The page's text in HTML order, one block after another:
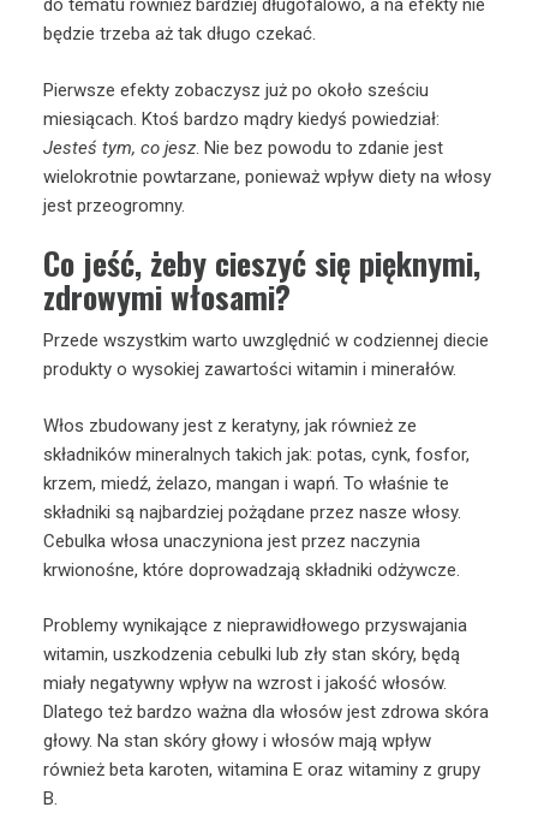
do tematu również bardziej długofalowo, a na efekty nie
będzie trzeba aż tak długo czekać.
Pierwsze efekty zobaczysz już po około sześciu
miesiącach. Ktoś bardzo mądry kiedyś powiedział:
Jesteś tym, co jesz. Nie bez powodu to zdanie jest
wielokrotnie powtarzane, ponieważ wpływ diety na włosy
jest przeogromny.
Co jeść, żeby cieszyć się pięknymi,
zdrowymi włosami?
Przede wszystkim warto uwzględnić w codziennej diecie
produkty o wysokiej zawartości witamin i minerałów.
Włos zbudowany jest z keratyny, jak również ze
składników mineralnych takich jak: potas, cynk, fosfor,
krzem, miedź, żelazo, mangan i wapń. To właśnie te
składniki są najbardziej pożądane przez nasze włosy.
Cebulka włosa unaczyniona jest przez naczynia
krwionośne, które doprowadzają składniki odżywcze.
Problemy wynikające z nieprawidłowego przyswajania
witamin, uszkodzenia cebulki lub zły stan skóry, będą
miały negatywny wpływ na wzrost i jakość włosów.
Dlatego też bardzo ważna dla włosów jest zdrowa skóra
głowy. Na stan skóry głowy i włosów mają wpływ
również beta karoten, witamina E oraz witaminy z grupy
B.